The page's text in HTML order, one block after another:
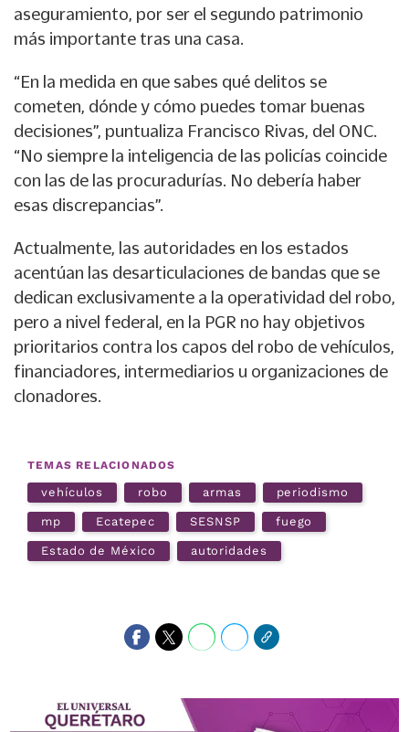
aseguramiento, por ser el segundo patrimonio
más importante tras una casa.
“En la medida en que sabes qué delitos se
cometen, dónde y cómo puedes tomar buenas
decisiones”, puntualiza Francisco Rivas, del ONC.
“No siempre la inteligencia de las policías coincide
con las de las procuradurías. No debería haber
esas discrepancias”.
Actualmente, las autoridades en los estados
acentúan las desarticulaciones de bandas que se
dedican exclusivamente a la operatividad del robo,
pero a nivel federal, en la PGR no hay objetivos
prioritarios contra los capos del robo de vehículos,
financiadores, intermediarios u organizaciones de
clonadores.
TEMAS RELACIONADOS
vehículos robo armas periodismo
mp Ecatepec SESNSP fuego
Estado de México autoridades